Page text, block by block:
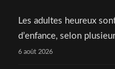
Les adultes heureux
d’enfance, selon
6 août 2026